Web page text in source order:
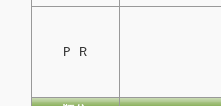
P R